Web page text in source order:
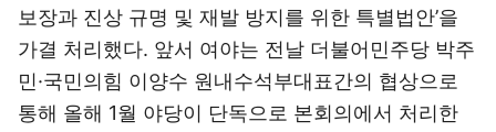
보장과 진상 규명 및 재발 방지를 위한 특별법안’을
가결 처리했다. 앞서 여야는 전날 더불어민주당 박주
민·국민의힘 이양수 원내수석부대표간의 협상으로
통해 올해 1월 야당이 단독으로 본회의에서 처리한